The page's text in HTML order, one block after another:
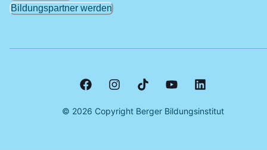
Bildungspartner werden
© 2026 Copyright Berger Bildungsinstitut